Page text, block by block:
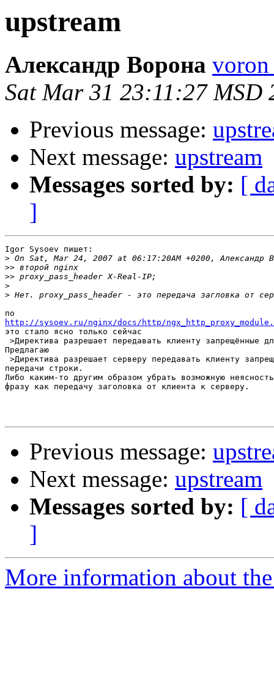
upstream
Александр Ворона voron
Sat Mar 31 23:11:27 MSD
Previous message:
Next message: upstream
Messages sorted by: [
]
Igor Sysoev пишет:
>
>>
>>
>
>
http://sysoev.ru/nginx/docs/http/
это стало ясно только сейчас
>Директива разрешает передавать клиенту запрещённые
Предлагаю
>Директива разрешает серверу передавать клиенту
передачи строки.
Либо каким-то другим образом убрать возможную
фразу как передачу заголовка от клиента к серверу.
Previous message:
Next message: upstream
Messages sorted by: [
]
More information about